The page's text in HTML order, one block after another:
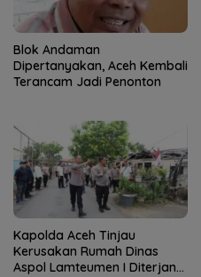
Blok Andaman
Dipertanyakan, Aceh Kembali
Terancam Jadi Penonton
Kapolda Aceh Tinjau
Kerusakan Rumah Dinas
Aspol Lamteumen I Diterjang